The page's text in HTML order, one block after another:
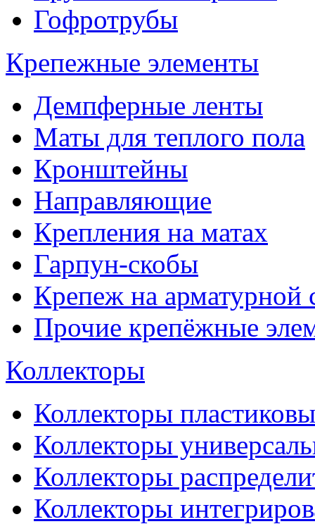
Гофротрубы
Крепежные элементы
Демпферные ленты
Маты для теплого пола
Кронштейны
Направляющие
Крепления на матах
Гарпун-скобы
Крепеж на арматурной
Прочие крепёжные
Коллекторы
Коллекторы
Коллекторы
Коллекторы
Коллекторы